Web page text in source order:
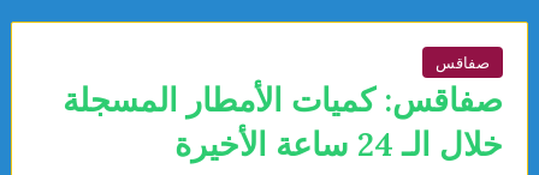
صفاقس
صفاقس: كميات الأمطار المسجلة
خلال الـ 24 ساعة الأخيرة